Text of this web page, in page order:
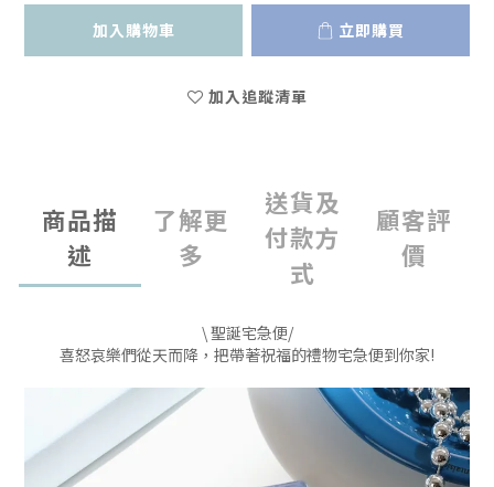
加入購物車 立即購買
加入追蹤清單
商品描
述
了解更
多
送貨及
付款方
式
顧客評
價
\ 聖誕宅急便/
喜怒哀樂們從天而降，把帶著祝福的禮物宅急便到你家!